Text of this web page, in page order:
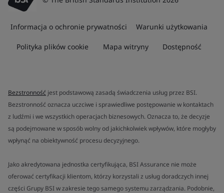
Informacja o ochronie prywatności Warunki użytkowania
Polityka plików cookie Mapa witryny Dostępność
Bezstronność jest podstawową zasadą świadczenia usług przez BSI.
Bezstronność oznacza uczciwe i sprawiedliwe postępowanie w kontaktach
z ludźmi i we wszystkich operacjach biznesowych. Oznacza to, że decyzje
są podejmowane w sposób wolny od jakichkolwiek wpływów, które mogłyby
wpłynąć na obiektywność procesu decyzyjnego.
Jako akredytowana jednostka certyfikująca, BSI Assurance nie może
oferować certyfikacji klientom, którzy korzystali z usług doradczych innej
części Grupy BSI w zakresie tego samego systemu zarządzania. Podobnie,